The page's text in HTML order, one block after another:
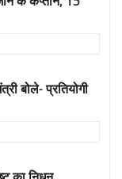
बोले- प्रतियोगी